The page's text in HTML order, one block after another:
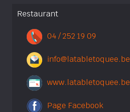
Restaurant
04 / 252 19 09
info@latabletoquee.be
www.latabletoquee.be
Page Facebook